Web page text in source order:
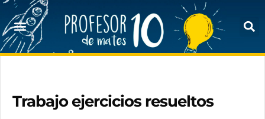
Trabajo ejercicios resueltos